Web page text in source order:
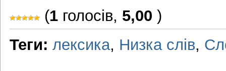
(1 голосів, 5,00 )
Теги: лексика, Низка слів,